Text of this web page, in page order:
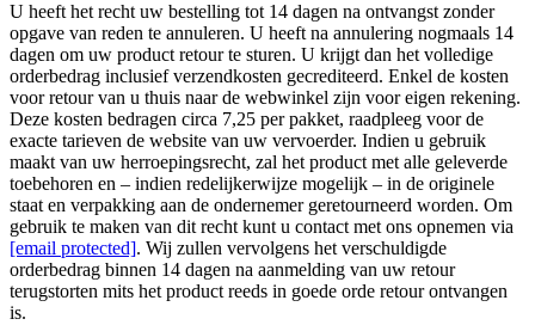
U heeft het recht uw bestelling tot 14 dagen na ontvangst zonder
opgave van reden te annuleren. U heeft na annulering nogmaals 14
dagen om uw product retour te sturen. U krijgt dan het volledige
orderbedrag inclusief verzendkosten gecrediteerd. Enkel de kosten
voor retour van u thuis naar de webwinkel zijn voor eigen rekening.
Deze kosten bedragen circa 7,25 per pakket, raadpleeg voor de
exacte tarieven de website van uw vervoerder. Indien u gebruik
maakt van uw herroepingsrecht, zal het product met alle geleverde
toebehoren en – indien redelijkerwijze mogelijk – in de originele
staat en verpakking aan de ondernemer geretourneerd worden. Om
gebruik te maken van dit recht kunt u contact met ons opnemen via
[email protected]. Wij zullen vervolgens het verschuldigde
orderbedrag binnen 14 dagen na aanmelding van uw retour
terugstorten mits het product reeds in goede orde retour ontvangen
is.